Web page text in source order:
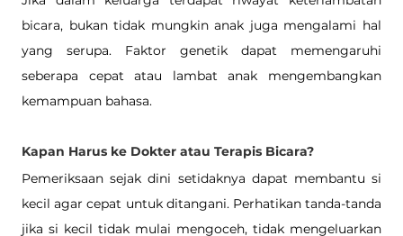
bicara, bukan tidak mungkin anak juga mengalami hal
yang serupa. Faktor genetik dapat memengaruhi
seberapa cepat atau lambat anak mengembangkan
kemampuan bahasa.
Kapan Harus ke Dokter atau Terapis Bicara?
Pemeriksaan sejak dini setidaknya dapat membantu si
kecil agar cepat untuk ditangani. Perhatikan tanda-tanda
jika si kecil tidak mulai mengoceh, tidak mengeluarkan